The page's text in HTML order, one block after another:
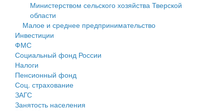
Социальная защита
Фотоальбом
Муниципальные услуги
Проекты административных регламентов
Антимонопольный комплаенс
Противодействие коррупции
Информационная поддержка субъектов малого и
среднего предпринимательства
Муниципальные программы
Контрольно-счетная палата
Персональные данные
Министерством сельского хозяйства Тверской
области
Малое и среднее предпринимательство
Инвестиции
ФМС
Социальный фонд России
Налоги
Пенсионный фонд
Соц. страхование
ЗАГС
Занятость населения